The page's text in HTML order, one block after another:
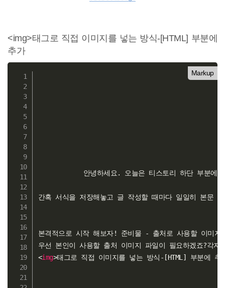
<img>태그로 직접 이미지를 넣는 방식-[HTML] 부분에
추가
Markup
안녕하세요. 오늘은 티스토리 하단 부분에
간혹 서식을 저장해놓고 글 작성할 때마다 일일히 본문
본격적으로 시작 해보자! 준비물 - 출처로 사용할 이미지
<img>태그로 직접 이미지를 넣는 방식-[HTML] 부분에 추